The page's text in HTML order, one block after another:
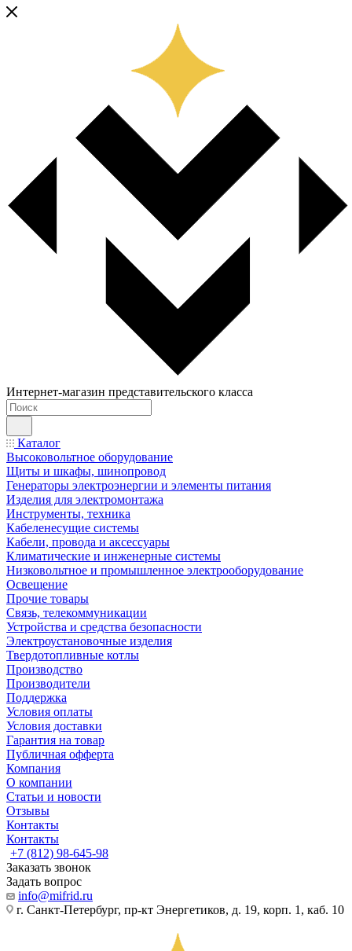
Интернет-магазин представительского класса
Каталог
Высоковольтное оборудование
Щиты и шкафы, шинопровод
Генераторы электроэнергии и элементы питания
Изделия для электромонтажа
Инструменты, техника
Кабеленесущие системы
Кабели, провода и аксессуары
Климатические и инженерные системы
Низковольтное и промышленное электрооборудование
Освещение
Прочие товары
Связь, телекоммуникации
Устройства и средства безопасности
Электроустановочные изделия
Твердотопливные котлы
Производство
Производители
Поддержка
Условия оплаты
Условия доставки
Гарантия на товар
Публичная офферта
Компания
О компании
Статьи и новости
Отзывы
Контакты
Контакты
+7 (812) 98-645-98
Заказать звонок
Задать вопрос
info@mifrid.ru
г. Санкт-Петербург, пр-кт Энергетиков, д. 19, корп. 1, каб. 10